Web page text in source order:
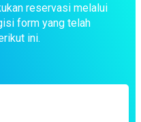
reservasi melalui
form yang telah
ini.